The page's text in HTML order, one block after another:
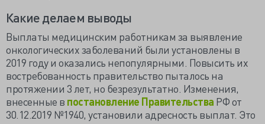
Какие делаем выводы
Выплаты медицинским работникам за выявление
онкологических заболеваний были установлены в
2019 году и оказались непопулярными. Повысить их
востребованность правительство пыталось на
протяжении 3 лет, но безрезультатно. Изменения,
внесенные в постановление Правительства РФ от
30.12.2019 №1940, установили адресность выплат. Это